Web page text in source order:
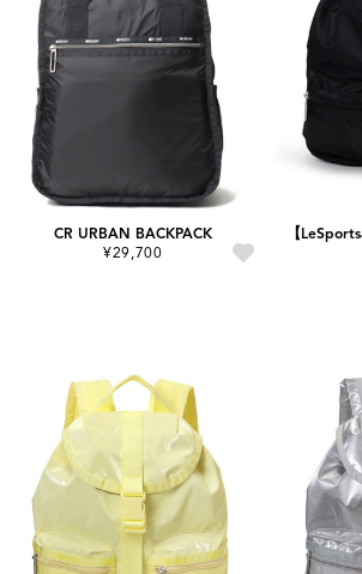
CR URBAN BACKPACK
¥29,700
【